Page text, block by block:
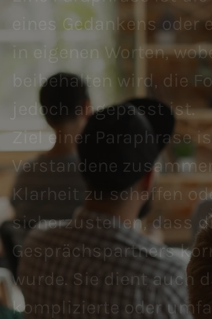
eines Gedankens oder
in eigenen Worten,
beibehalten wird, die
jedoch angepasst ist.
Ziel einer Paraphrase
Verstandene
Klarheit zu schaffen
sicherzustellen, dass
Gesprächspartners
wurde. Sie dient auch
komplizierte oder